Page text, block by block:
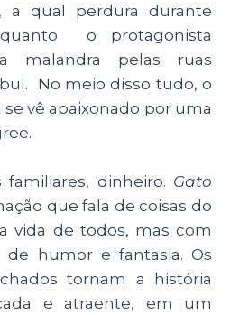
a qual perdura durante
o protagonista
malandra pelas ruas
No meio disso tudo, o
vê apaixonado por uma
familiares, dinheiro. Gato
que fala de coisas do
vida de todos, mas com
de humor e fantasia. Os
tornam a história
e atraente, em um